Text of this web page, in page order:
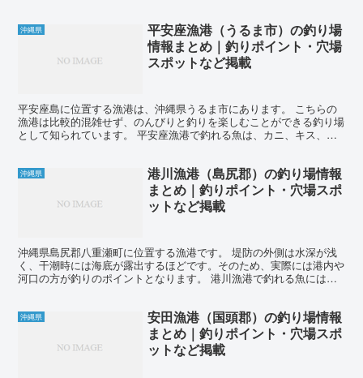
沖縄県
平安座漁港（うるま市）の釣り場
情報まとめ｜釣りポイント・穴場
スポットなど掲載
平安座島に位置する漁港は、沖縄県うるま市にあります。 こちらの
漁港は比較的混雑せず、のんびりと釣りを楽しむことができる釣り場
として知られています。 平安座漁港で釣れる魚は、カニ、キス、チ
沖縄県
港川漁港（島尻郡）の釣り場情報
まとめ｜釣りポイント・穴場スポ
ットなど掲載
沖縄県島尻郡八重瀬町に位置する漁港です。 堤防の外側は水深が浅
く、干潮時には海底が露出するほどです。そのため、実際には港内や
河口の方が釣りのポイントとなります。 港川漁港で釣れる魚には、
沖縄県
安田漁港（国頭郡）の釣り場情報
まとめ｜釣りポイント・穴場スポ
ットなど掲載